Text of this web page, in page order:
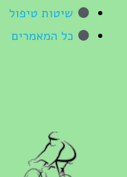
שיטות טיפול
כל המאמרים